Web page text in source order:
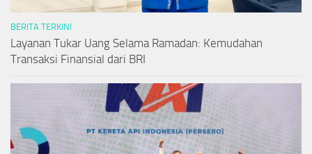
BERITA TERKINI
Layanan Tukar Uang Selama Ramadan: Kemudahan
Transaksi Finansial dari BRI